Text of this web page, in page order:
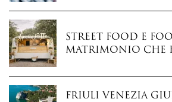
Street food e
matrimonio che
Friuli Venezia